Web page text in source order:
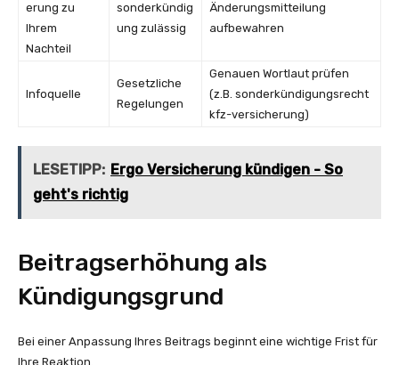
erung zu
Ihrem
Nachteil
sonderkündig
ung zulässig
Änderungsmitteilung
aufbewahren
Infoquelle
Gesetzliche
Regelungen
Genauen Wortlaut prüfen
(z.B. sonderkündigungsrecht
kfz-versicherung)
LESETIPP: Ergo Versicherung kündigen - So
geht's richtig
Beitragserhöhung als
Kündigungsgrund
Bei einer Anpassung Ihres Beitrags beginnt eine wichtige Frist für
Ihre Reaktion.